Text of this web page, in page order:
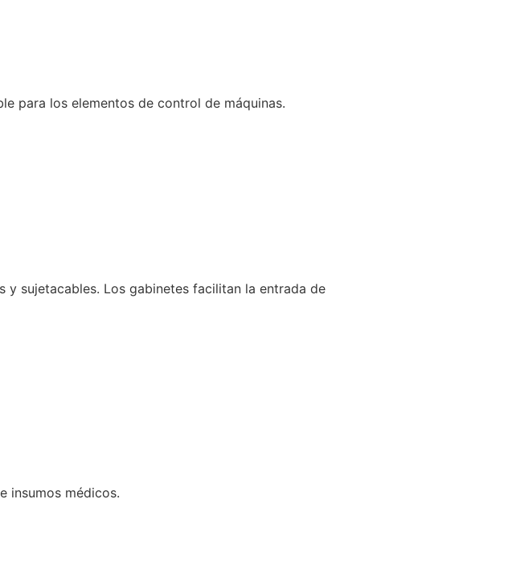
para los elementos de control de máquinas.
y sujetacables. Los gabinetes facilitan la entrada de
insumos médicos.